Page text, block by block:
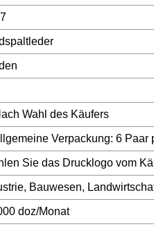
Wahl des Käufers
Verpackung: 6 Paar
Sie das Drucklogo vom
Bauwesen,
doz/Monat